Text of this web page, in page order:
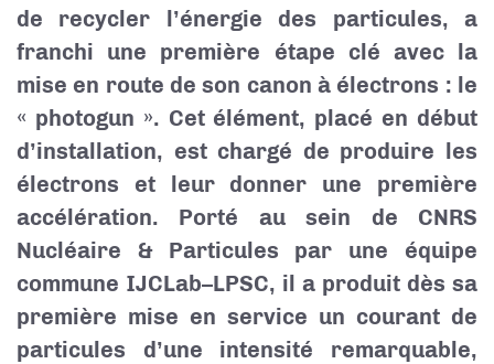
de recycler l’énergie des particules, a
franchi une première étape clé avec la
mise en route de son canon à électrons : le
« photogun ». Cet élément, placé en début
d’installation, est chargé de produire les
électrons et leur donner une première
accélération. Porté au sein de CNRS
Nucléaire & Particules par une équipe
commune IJCLab–LPSC, il a produit dès sa
première mise en service un courant de
particules d’une intensité remarquable,